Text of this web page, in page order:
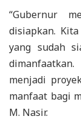
“Gubernur
disiapkan.
yang sudah
menjadi
manfaat bagi
M. Nasir.